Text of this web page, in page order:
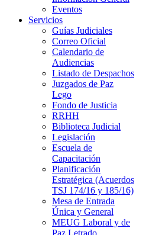
Eventos
Servicios
Guías Judiciales
Correo Oficial
Calendario de
Audiencias
Listado de Despachos
Juzgados de Paz
Lego
Fondo de Justicia
RRHH
Biblioteca Judicial
Legislación
Escuela de
Capacitación
Planificación
Estratégica (Acuerdos
TSJ 174/16 y 185/16)
Mesa de Entrada
Única y General
MEUG Laboral y de
Paz Letrado